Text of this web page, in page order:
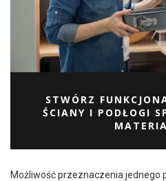
STWÓRZ
ŚCIANY I PODŁOGI
Możliwość przeznaczenia jednego